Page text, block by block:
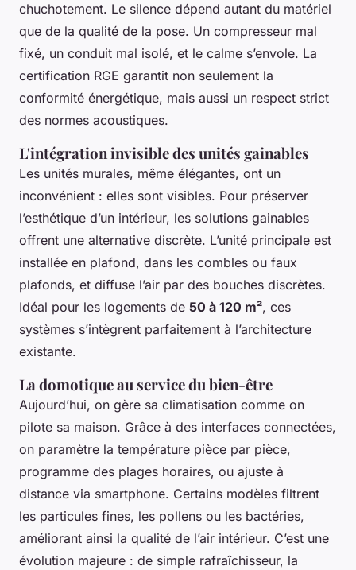
chuchotement. Le silence dépend autant du matériel
que de la qualité de la pose. Un compresseur mal
fixé, un conduit mal isolé, et le calme s’envole. La
certification RGE garantit non seulement la
conformité énergétique, mais aussi un respect strict
des normes acoustiques.
L'intégration invisible des unités gainables
Les unités murales, même élégantes, ont un
inconvénient : elles sont visibles. Pour préserver
l’esthétique d’un intérieur, les solutions gainables
offrent une alternative discrète. L’unité principale est
installée en plafond, dans les combles ou faux
plafonds, et diffuse l’air par des bouches discrètes.
Idéal pour les logements de 50 à 120 m², ces
systèmes s’intègrent parfaitement à l’architecture
existante.
La domotique au service du bien-être
Aujourd’hui, on gère sa climatisation comme on
pilote sa maison. Grâce à des interfaces connectées,
on paramètre la température pièce par pièce,
programme des plages horaires, ou ajuste à
distance via smartphone. Certains modèles filtrent
les particules fines, les pollens ou les bactéries,
améliorant ainsi la qualité de l’air intérieur. C’est une
évolution majeure : de simple rafraîchisseur, la